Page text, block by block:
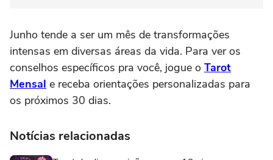
Junho tende a ser um mês de transformações
intensas em diversas áreas da vida. Para ver os
conselhos específicos pra você, jogue o Tarot
Mensal e receba orientações personalizadas para
os próximos 30 dias.
Notícias relacionadas